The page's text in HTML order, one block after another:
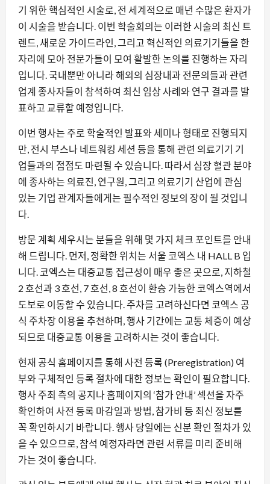
기 위한 핵심적인 시술로, 전 세계적으로 매년 수많은 환자가
이 시술을 받습니다. 이번 학술회의는 이러한 시술의 최신 트
렌드, 새로운 가이드라인, 그리고 혁신적인 의료기기들을 한
자리에 모아 전문가들이 모여 활발한 논의를 진행하는 자리
입니다. 국내뿐만 아니라 해외의 심장내과 전문의들과 관련
업계 종사자들이 참석하여 최신 임상 사례와 연구 결과를 발
표하고 교류할 예정입니다.
이번 행사는 주로 학술적인 발표와 세미나 형태로 진행되지
만, 전시 부스나 네트워킹 세션 등을 통해 관련 의료기기 기
업들과의 접점도 마련될 수 있습니다. 따라서 심장 혈관 분야
에 종사하는 의료진, 연구원, 그리고 의료기기 산업에 관심
있는 기업 관계자들에게는 필수적인 정보의 장이 될 것입니
다.
방문 계획 세우시는 분들을 위해 몇 가지 체크 포인트를 안내
해 드립니다. 먼저, 정확한 위치는 서울 코엑스 내 HALL B 입
니다. 코엑스는 대중교통 접근성이 매우 좋은 곳으로, 지하철
2 호선과 3 호선, 7 호선, 8 호선이 환승 가능한 코엑스역에서
도보로 이동할 수 있습니다. 주차를 고려하신다면 코엑스 공
식 주차장 이용을 추천하며, 행사 기간에는 교통 체증이 예상
되므로 대중교통 이용을 고려하시는 것이 좋습니다.
현재 공식 홈페이지를 통해 사전 등록 (Preregistration) 여
부와 구체적인 등록 절차에 대한 정보는 확인이 필요합니다.
행사 주최 측의 공지나 홈페이지의 ‘참가 안내’ 섹션을 자주
확인하여 사전 등록 마감일과 방법, 참가비 등 최신 정보를
꼭 확인하시기 바랍니다. 행사 당일에는 신분 확인 절차가 있
을 수 있으므로, 참석 예정자라면 관련 서류를 미리 준비해
가는 것이 좋습니다.